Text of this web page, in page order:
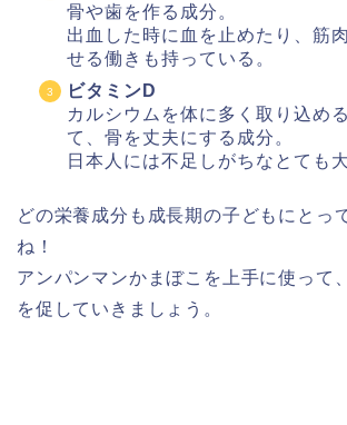
骨や歯を作る成分。
出血した時に血を止めたり、筋
せる働きも持っている。
ビタミンD
カルシウムを体に多く取り込め
て、骨を丈夫にする成分。
日本人には不足しがちなとても
どの栄養成分も成長期の子どもにとっ
ね！
アンパンマンかまぼこを上手に使って
を促していきましょう。